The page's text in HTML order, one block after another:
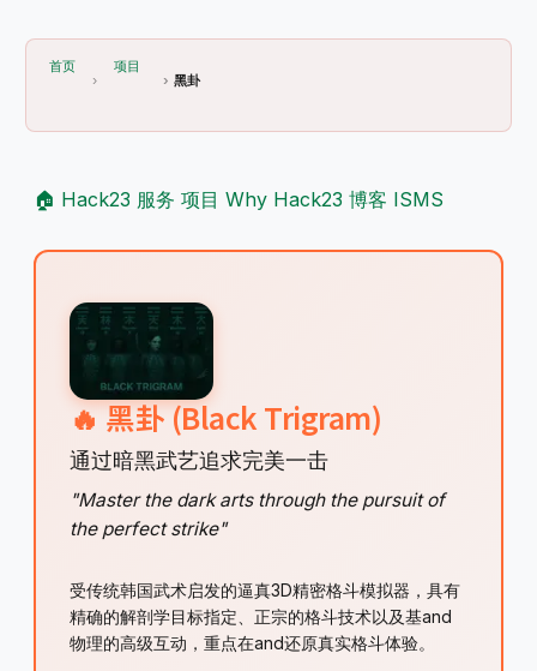
首页
项目
黑卦
🏠 Hack23 服务 项目 Why Hack23 博客 ISMS
🔥 黑卦 (Black Trigram)
通过暗黑武艺追求完美一击
"Master the dark arts through the pursuit of
the perfect strike"
受传统韩国武术启发的逼真3D精密格斗模拟器，具有
精确的解剖学目标指定、正宗的格斗技术以及基and
物理的高级互动，重点在and还原真实格斗体验。